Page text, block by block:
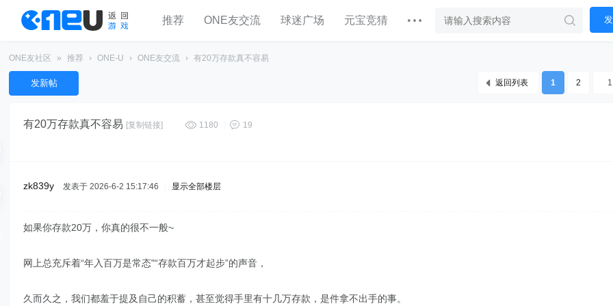
推荐 ONE友交流 球迷广场 元宝竞猜
ONE友社区 » 推荐 › ONE-U › ONE友交流 › 有20万存款真不容易
1 2
返回列表
发新帖
有20万存款真不容易 [复制链接] 1180 19
zk839y 发表于 2026-6-2 15:17:46 显示全部楼层
如果你存款20万，你真的很不一般~
网上总充斥着“年入百万是常态"“存款百万才起步”的声音，
久而久之，我们都羞于提及自己的积蓄，甚至觉得手里有十几万存款，是件拿不出手的事。